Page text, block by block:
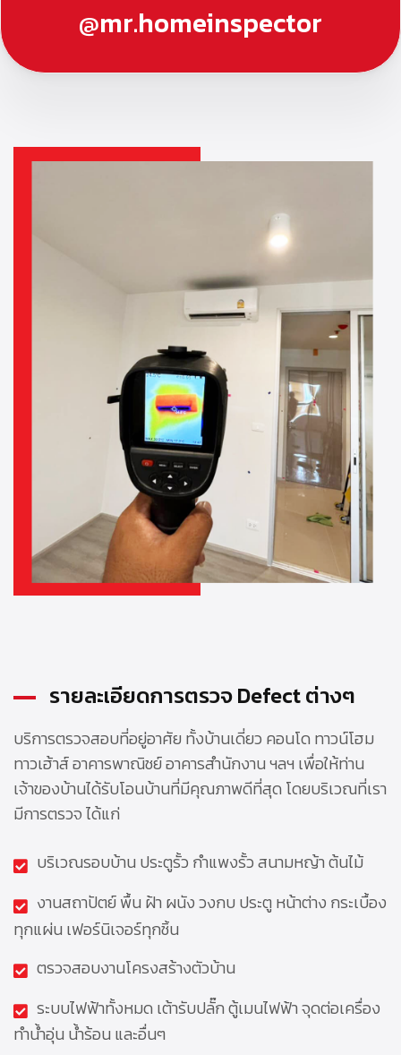
@mr.homeinspector
รายละเอียดการตรวจ Defect ต่างๆ
บริการตรวจสอบที่อยู่อาศัย ทั้งบ้านเดี่ยว คอนโด ทาวน์โฮม
ทาวเฮ้าส์ อาคารพาณิชย์ อาคารสำนักงาน ฯลฯ เพื่อให้ท่าน
เจ้าของบ้านได้รับโอนบ้านที่มีคุณภาพดีที่สุด โดยบริเวณที่เรา
มีการตรวจ ได้แก่
บริเวณรอบบ้าน ประตูรั้ว กำแพงรั้ว สนามหญ้า ต้นไม้
งานสถาปัตย์ พื้น ฝ้า ผนัง วงกบ ประตู หน้าต่าง กระเบื้อง
ทุกแผ่น เฟอร์นิเจอร์ทุกชิ้น
ตรวจสอบงานโครงสร้างตัวบ้าน
ระบบไฟฟ้าทั้งหมด เต้ารับปลั๊ก ตู้เมนไฟฟ้า จุดต่อเครื่อง
ทำน้ำอุ่น น้ำร้อน และอื่นๆ